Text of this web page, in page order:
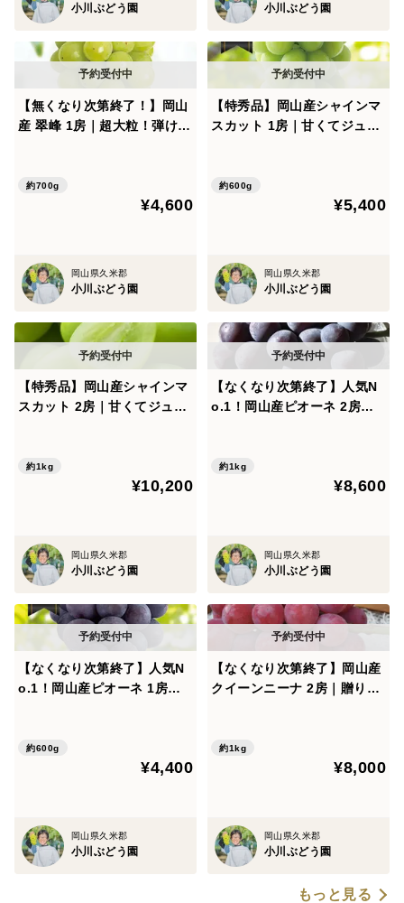
小川ぶどう園 小川ぶどう園
【無くなり次第終了！】岡山
産 翠峰 1房｜超大粒！弾ける
約700g
¥4,600
岡山県久米郡
小川ぶどう園
【特秀品】岡山産シャインマ
スカット 1房｜甘くてジュー
約600g
¥5,400
岡山県久米郡
小川ぶどう園
【特秀品】岡山産シャインマ
スカット 2房｜甘くてジュー
約1kg
¥10,200
岡山県久米郡
小川ぶどう園
【なくなり次第終了】人気N
o.1！岡山産ピオーネ 2房｜
をお届け
約1kg
¥8,600
岡山県久米郡
小川ぶどう園
【なくなり次第終了】人気N
o.1！岡山産ピオーネ 1房｜
約600g
¥4,400
岡山県久米郡
小川ぶどう園
【なくなり次第終了】岡山産
クイーンニーナ 2房｜贈り物
約1kg
¥8,000
岡山県久米郡
小川ぶどう園
もっと見る